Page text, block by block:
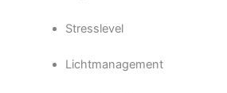
Stresslevel
Lichtmanagement